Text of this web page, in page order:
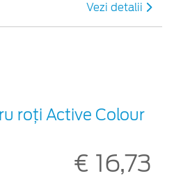
Vezi detalii
roți Active Colour
€ 16,73